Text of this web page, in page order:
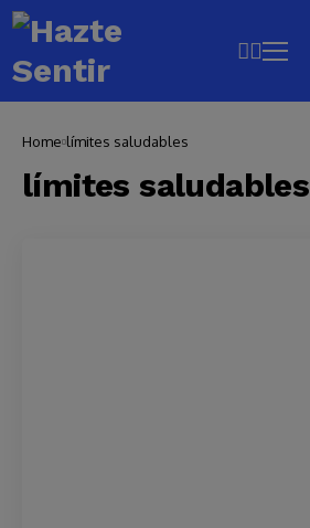
Home límites saludables
límites saludables